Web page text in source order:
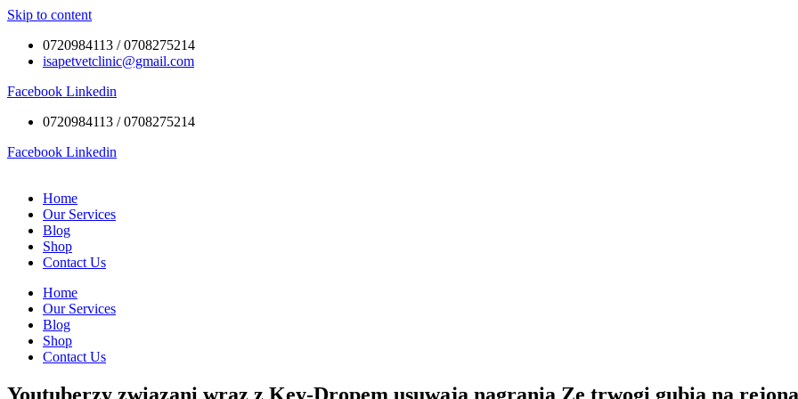
Skip to content
0720984113 / 0708275214
isapetvetclinic@gmail.com
Facebook Linkedin
0720984113 / 0708275214
Facebook Linkedin
Home
Our Services
Blog
Shop
Contact Us
Home
Our Services
Blog
Shop
Contact Us